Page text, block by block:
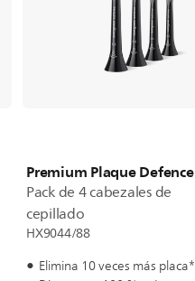
Premium Plaque Defence
Pack de 4 cabezales de
cepillado
HX9044/88
Elimina 10 veces más placa*